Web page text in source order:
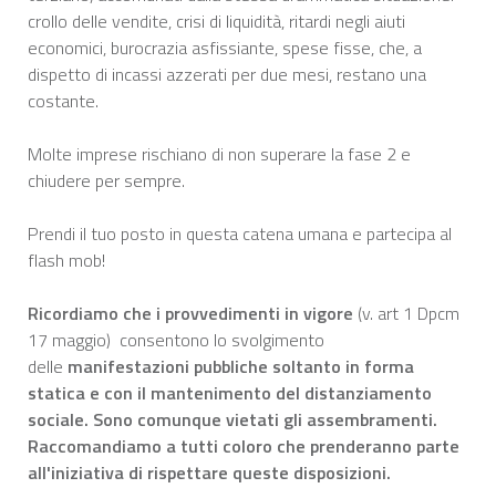
crollo delle vendite, crisi di liquidità, ritardi negli aiuti
economici, burocrazia asfissiante, spese fisse, che, a
dispetto di incassi azzerati per due mesi, restano una
costante.
Molte imprese rischiano di non superare la fase 2 e
chiudere per sempre.
Prendi il tuo posto in questa catena umana e partecipa al
flash mob!
Ricordiamo che i provvedimenti in vigore (v. art 1 Dpcm
17 maggio) consentono lo svolgimento
delle manifestazioni pubbliche soltanto in forma
statica e con il mantenimento del distanziamento
sociale. Sono comunque vietati gli assembramenti.
Raccomandiamo a tutti coloro che prenderanno parte
all'iniziativa di rispettare queste disposizioni.